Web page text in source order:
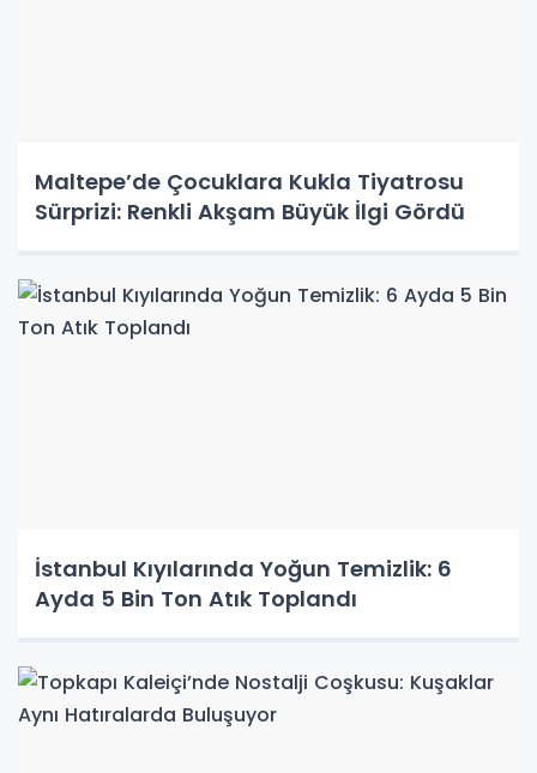
Maltepe’de Çocuklara Kukla Tiyatrosu
Sürprizi: Renkli Akşam Büyük İlgi Gördü
İstanbul Kıyılarında Yoğun Temizlik: 6
Ayda 5 Bin Ton Atık Toplandı